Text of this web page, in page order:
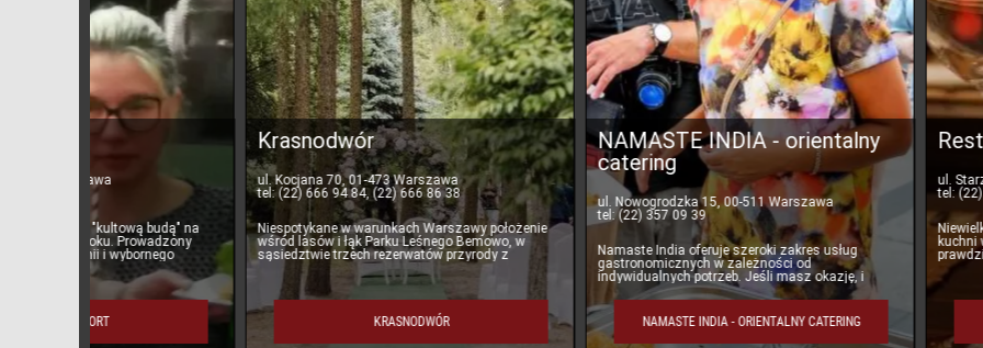
Krasnodwór
ul. Kocjana 70, 01-473 Warszawa
tel: (22) 666 94 84, (22) 666 86 38
Niespotykane w warunkach Warszawy położenie
wśród lasów i łąk Parku Leśnego Bemowo, w
sąsiedztwie trzech rezerwatów przyrody z
wyjątkowym klimatem Pu
KRASNODWÓR
NAMASTE INDIA - orientalny
catering
ul. Nowogrodzka 15, 00-511 Warszawa
tel: (22) 357 09 39
Namaste India oferuje szeroki zakres usług
gastronomicznych w zależności od
indywidualnych potrzeb. Jeśli masz okazję, i
chcesz, zapewnić swoim gościom n
NAMASTE INDIA - ORIENTALNY CATERING
Restauracja Picanto
ul. Starzyńskiego 4, 05-090
tel: (22) 299 19 19
Niewielka, rodzinna restauracja
kuchni włoskiej i polskiej.
prawdziwą włoską pizzę na
wypiekaną na